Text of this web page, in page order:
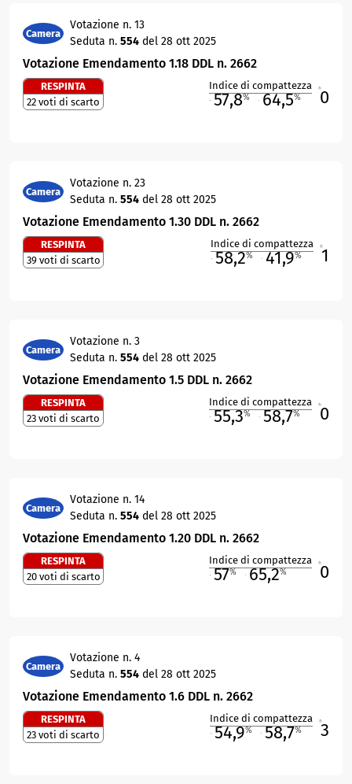
Camera
Votazione n. 13
Seduta n. 554 del 28 ott 2025
Votazione Emendamento 1.18 DDL n. 2662
RESPINTA
22 voti di scarto
Indice di compattezza
57,8% 64,5% 0
Camera
Votazione n. 23
Seduta n. 554 del 28 ott 2025
Votazione Emendamento 1.30 DDL n. 2662
RESPINTA
39 voti di scarto
Indice di compattezza
58,2% 41,9% 1
Camera
Votazione n. 3
Seduta n. 554 del 28 ott 2025
Votazione Emendamento 1.5 DDL n. 2662
RESPINTA
23 voti di scarto
Indice di compattezza
55,3% 58,7% 0
Camera
Votazione n. 14
Seduta n. 554 del 28 ott 2025
Votazione Emendamento 1.20 DDL n. 2662
RESPINTA
20 voti di scarto
Indice di compattezza
57% 65,2% 0
Camera
Votazione n. 4
Seduta n. 554 del 28 ott 2025
Votazione Emendamento 1.6 DDL n. 2662
RESPINTA
23 voti di scarto
Indice di compattezza
54,9% 58,7% 3